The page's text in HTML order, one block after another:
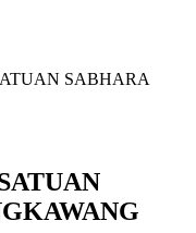
SABHARA